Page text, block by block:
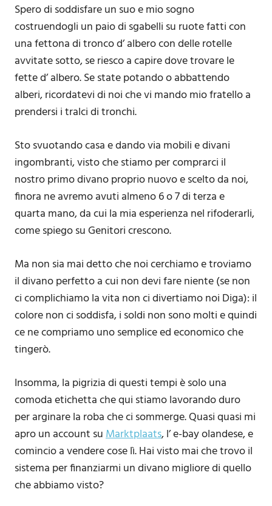
Spero di soddisfare un suo e mio sogno
costruendogli un paio di sgabelli su ruote fatti con
una fettona di tronco d’ albero con delle rotelle
avvitate sotto, se riesco a capire dove trovare le
fette d’ albero. Se state potando o abbattendo
alberi, ricordatevi di noi che vi mando mio fratello a
prendersi i tralci di tronchi.
Sto svuotando casa e dando via mobili e divani
ingombranti, visto che stiamo per comprarci il
nostro primo divano proprio nuovo e scelto da noi,
finora ne avremo avuti almeno 6 o 7 di terza e
quarta mano, da cui la mia esperienza nel rifoderarli,
come spiego su Genitori crescono.
Ma non sia mai detto che noi cerchiamo e troviamo
il divano perfetto a cui non devi fare niente (se non
ci complichiamo la vita non ci divertiamo noi Diga): il
colore non ci soddisfa, i soldi non sono molti e quindi
ce ne compriamo uno semplice ed economico che
tingerò.
Insomma, la pigrizia di questi tempi è solo una
comoda etichetta che qui stiamo lavorando duro
per arginare la roba che ci sommerge. Quasi quasi mi
apro un account suMarktplaats, l’ e-bay olandese, e
comincio a vendere cose lì. Hai visto mai che trovo il
sistema per finanziarmi un divano migliore di quello
che abbiamo visto?